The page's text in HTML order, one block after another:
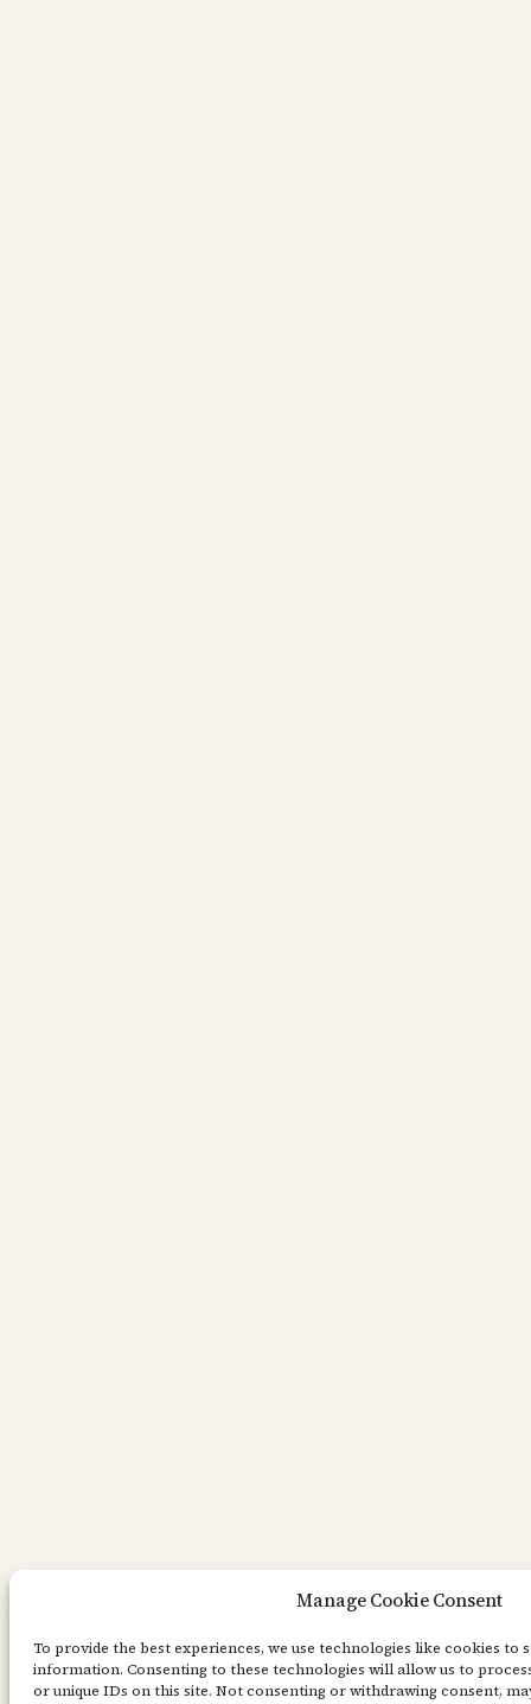
Manage Cookie Consent
To provide the best experiences, we use technologies like cookies to
information. Consenting to these technologies will allow us to
or unique IDs on this site. Not consenting or withdrawing consent,